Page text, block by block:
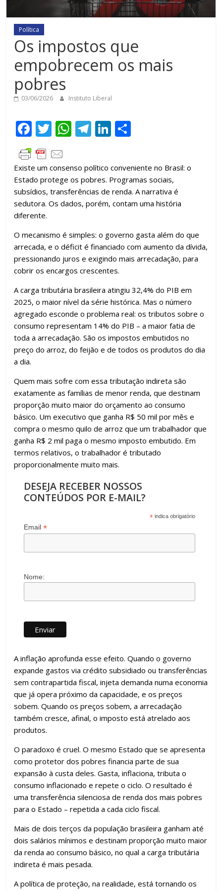
Política
Os impostos que
empobrecem os mais
pobres
03/06/2026 Instituto Liberal
F
ac
e
b
o
o
k
T
w
itt
er
W
s
A
p
T
e
gr
a
m
Li
e
dI
n
m
p
ar
til
ar
Existe um consenso político conveniente no Brasil: o
Estado protege os pobres. Programas sociais,
subsídios, transferências de renda. A narrativa é
sedutora. Os dados, porém, contam uma história
diferente.
O mecanismo é simples: o governo gasta além do que
arrecada, e o déficit é financiado com aumento da dívida,
pressionando juros e exigindo mais arrecadação, para
cobrir os encargos crescentes.
A carga tributária brasileira atingiu 32,4% do PIB em
2025, o maior nível da série histórica. Mas o número
agregado esconde o problema real: os tributos sobre o
consumo representam 14% do PIB – a maior fatia de
toda a arrecadação. São os impostos embutidos no
preço do arroz, do feijão e de todos os produtos do dia
a dia.
Quem mais sofre com essa tributação indireta são
exatamente as famílias de menor renda, que destinam
proporção muito maior do orçamento ao consumo
básico. Um executivo que ganha R$ 50 mil por mês e
compra o mesmo quilo de arroz que um trabalhador que
ganha R$ 2 mil paga o mesmo imposto embutido. Em
termos relativos, o trabalhador é tributado
proporcionalmente muito mais.
DESEJA RECEBER NOSSOS
CONTEÚDOS POR E-MAIL?
* indica obrigatório
Email*
Nome:
A inflação aprofunda esse efeito. Quando o governo
expande gastos via crédito subsidiado ou transferências
sem contrapartida fiscal, injeta demanda numa economia
que já opera próximo da capacidade, e os preços
sobem. Quando os preços sobem, a arrecadação
também cresce, afinal, o imposto está atrelado aos
produtos.
O paradoxo é cruel. O mesmo Estado que se apresenta
como protetor dos pobres financia parte de sua
expansão à custa deles. Gasta, inflaciona, tributa o
consumo inflacionado e repete o ciclo. O resultado é
uma transferência silenciosa de renda dos mais pobres
para o Estado – repetida a cada ciclo fiscal.
Mais de dois terços da população brasileira ganham até
dois salários mínimos e destinam proporção muito maior
da renda ao consumo básico, no qual a carga tributária
indireta é mais pesada.
A política de proteção, na realidade, está tornando os